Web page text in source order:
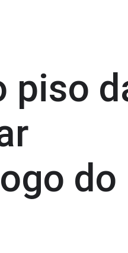
piso
do